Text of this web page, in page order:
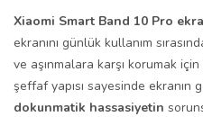
Xiaomi Smart Band 10 Pro
ekranını günlük kullanım
ve aşınmalara karşı korumak
şeffaf yapısı sayesinde
dokunmatik hassasiyetin